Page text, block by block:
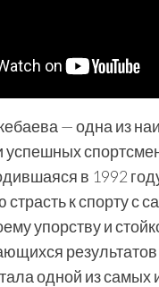
— одна из
успешных
в 1992
к спорту с
упорству и
результатов
одной из самых